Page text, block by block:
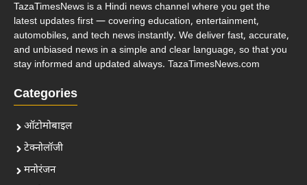
TazaTimesNews is a Hindi news channel where you get the
latest updates first — covering education, entertainment,
automobiles, and tech news instantly. We deliver fast, accurate,
and unbiased news in a simple and clear language, so that you
stay informed and updated always. TazaTimesNews.com
Categories
ऑटोमोबाइल
टेक्नोलॉजी
मनोरंजन